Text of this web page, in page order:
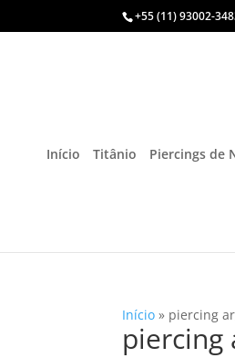
+55 (11) 93002-
Início Titânio Piercings de
Início » piercing
piercing